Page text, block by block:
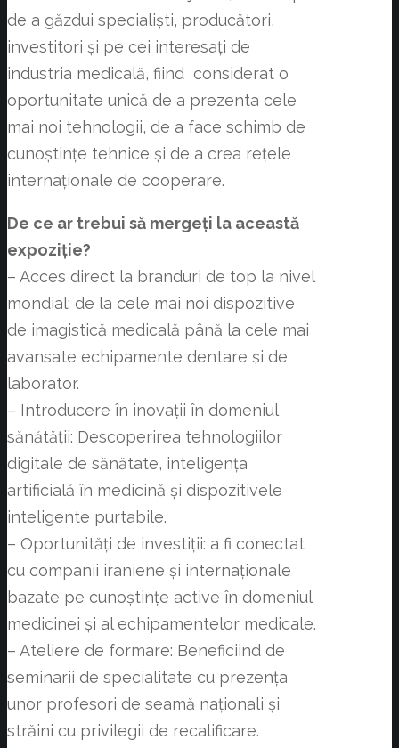
de a găzdui specialiști, producători,
investitori și pe cei interesați de
industria medicală, fiind considerat o
oportunitate unică de a prezenta cele
mai noi tehnologii, de a face schimb de
cunoștințe tehnice și de a crea rețele
internaționale de cooperare.
De ce ar trebui să mergeți la această
expoziție?
– Acces direct la branduri de top la nivel
mondial: de la cele mai noi dispozitive
de imagistică medicală până la cele mai
avansate echipamente dentare și de
laborator.
– Introducere în inovații în domeniul
sănătății: Descoperirea tehnologiilor
digitale de sănătate, inteligența
artificială în medicină și dispozitivele
inteligente purtabile.
– Oportunități de investiții: a fi conectat
cu companii iraniene și internaționale
bazate pe cunoștințe active în domeniul
medicinei și al echipamentelor medicale.
– Ateliere de formare: Beneficiind de
seminarii de specialitate cu prezența
unor profesori de seamă naționali și
străini cu privilegii de recalificare.